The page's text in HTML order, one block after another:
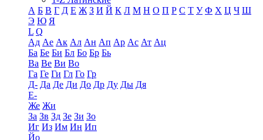
А Б В Г Д Е Ж З И Й К Л М Н О П Р С Т У Ф Х Ц Ч Ш
Э Ю Я
L Q
Ад Ае Ак Ал Ан Ап Ар Ас Ат Ац
Ба Бе Би Бл Бо Бр Бь
Ва Ве Ви Во
Га Ге Ги Гл Го Гр
Д- Да Де Ди До Др Ду Ды Дя
Е-
Же Жи
За Зв Зд Зе Зи Зо
Иг Из Им Ин Ип
Йо